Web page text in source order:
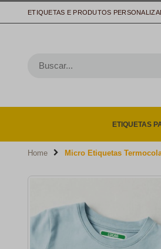
ETIQUETAS E PRODUTOS
ETIQUETAS
Home Micro Etiquetas